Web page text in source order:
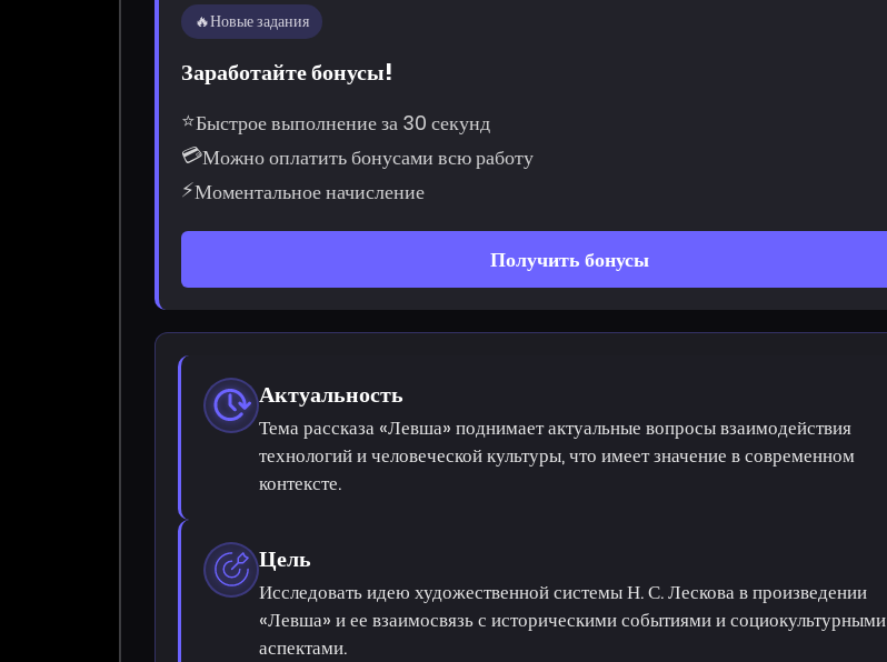
🔥Новые задания
Заработайте бонусы!
⭐Быстрое выполнение за 30 секунд
💳Можно оплатить бонусами всю работу
⚡Моментальное начисление
Получить бонусы
Актуальность
Тема рассказа «Левша» поднимает актуальные вопросы взаимодействия
технологий и человеческой культуры, что имеет значение в современном
контексте.
Цель
Исследовать идею художественной системы Н. С. Лескова в произведении
«Левша» и ее взаимосвязь с историческими событиями и социокультурными
аспектами.